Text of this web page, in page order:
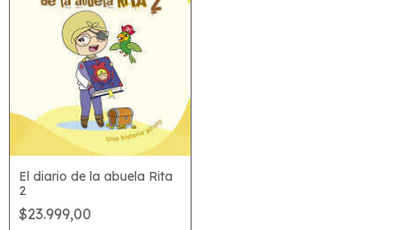
El diario de la abuela Rita
2
$23.999,00